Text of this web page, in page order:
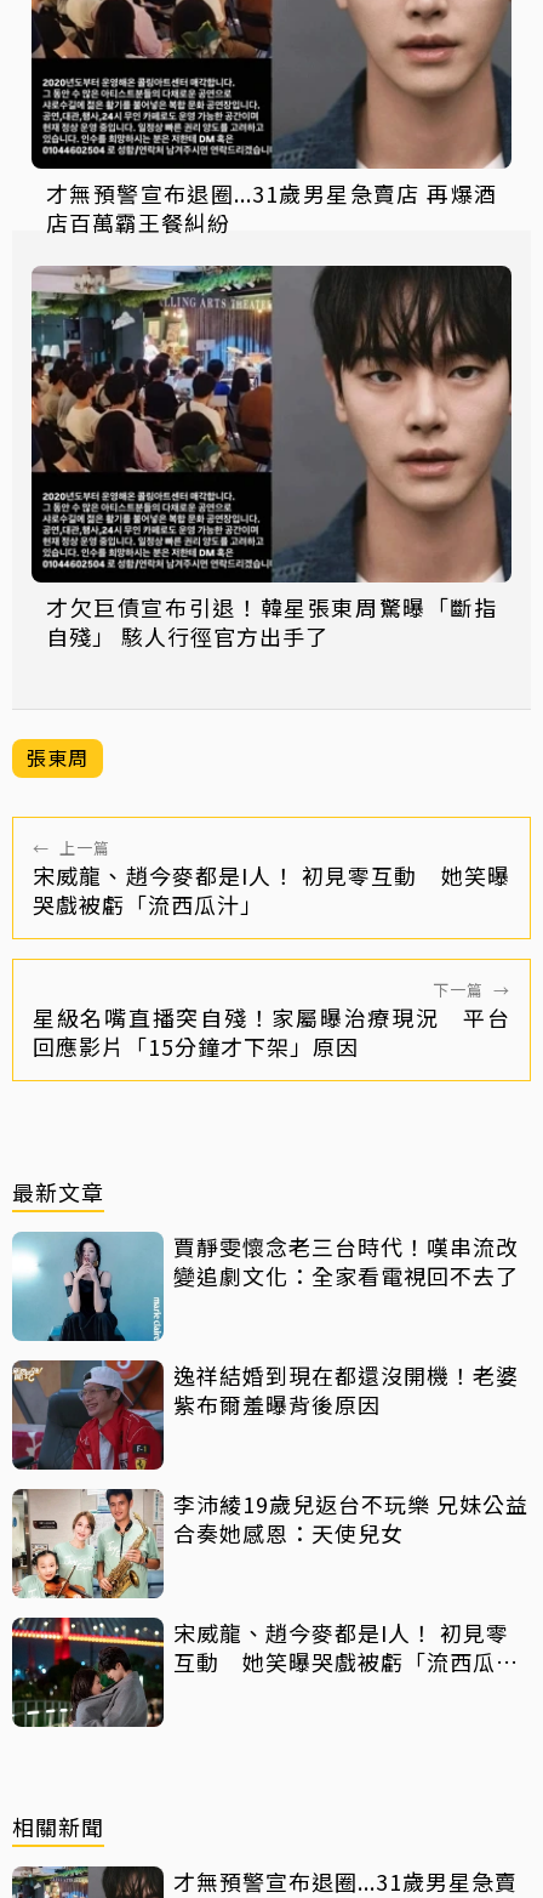
才無預警宣布退圈...31歲男星急賣店 再爆酒
店百萬霸王餐糾紛
才欠巨債宣布引退！韓星張東周驚曝「斷指
自殘」 駭人行徑官方出手了
張東周
← 上一篇
宋威龍、趙今麥都是I人！ 初見零互動 她笑曝
哭戲被虧「流西瓜汁」
下一篇 →
星級名嘴直播突自殘！家屬曝治療現況 平台
回應影片「15分鐘才下架」原因
最新文章
賈靜雯懷念老三台時代！嘆串流改
變追劇文化：全家看電視回不去了
逸祥結婚到現在都還沒開機！老婆
紫布爾羞曝背後原因
李沛綾19歲兒返台不玩樂 兄妹公益
合奏她感恩：天使兒女
宋威龍、趙今麥都是I人！ 初見零
互動 她笑曝哭戲被虧「流西瓜
相關新聞
才無預警宣布退圈...31歲男星急賣